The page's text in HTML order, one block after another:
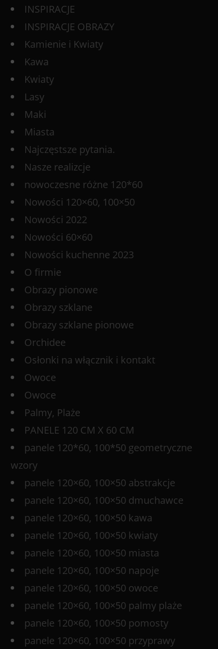
INSPIRACJE
INSPIRACJE OBRAZY
Kamienie i Kwiaty
Kawa
Kwiaty
Lasy
Maki
Miasta
Najczęstsze pytania.
Nasze realizcje
nowoczesne różne 120*60
Nowości 120×60, 100×50
Nowości 2022
Nowości 60×60
Nowości kuchenne 2023
O firmie
Obrazy pionowe
Obrazy szklane
Obrazy szklane pionowe
Orchidee
Osłonki na włącznik i kontakt
Owoce
Owoce
Palmy, Plaże
PANELE 120 CM X 60 CM
panele 120*60, 100*50 geometryczne
wzory
panele 120×60, 100×50 abstrakcje
panele 120×60, 100×50 dmuchawce
panele 120×60, 100×50 kawa
panele 120×60, 100×50 kwiaty
panele 120×60, 100×50 miasta
panele 120×60, 100×50 napoje
panele 120×60, 100×50 owoce
panele 120×60, 100×50 palmy plaże
panele 120×60, 100×50 pomosty
panele 120×60, 100×50 przyprawy